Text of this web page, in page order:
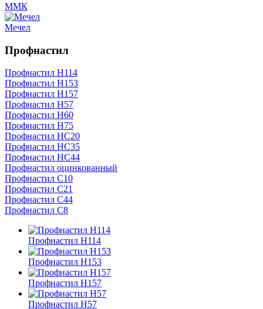
ММК
Мечел
Профнастил
Профнастил Н114
Профнастил Н153
Профнастил Н157
Профнастил Н57
Профнастил Н60
Профнастил Н75
Профнастил НС20
Профнастил НС35
Профнастил НС44
Профнастил оцинкованный
Профнастил С10
Профнастил С21
Профнастил С44
Профнастил С8
Профнастил Н114
Профнастил Н153
Профнастил Н157
Профнастил Н57